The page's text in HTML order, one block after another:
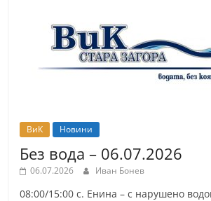
ВиК Новини
Без вода – 06.07.2026
06.07.2026 Иван Бонев
08:00/15:00 с. Енина – с нарушено